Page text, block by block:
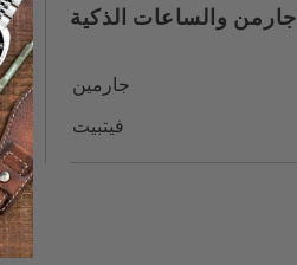
جارمن والساعات الذكية
جارمين
فيتبيت